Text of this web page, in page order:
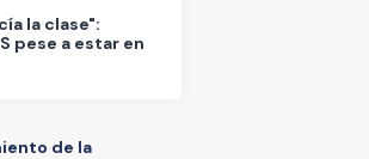
la clase":
pese a estar en
de la